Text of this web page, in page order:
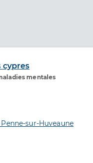
cypres
mentales
de soins
Penne-sur-Huveaune